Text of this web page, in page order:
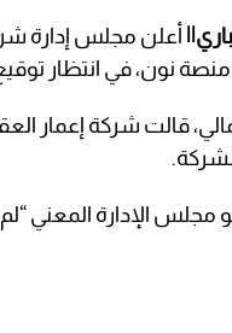
أعلن مجلس إدارة
نون، في انتظار
قالت شركة إعمار
الإدارة المعني